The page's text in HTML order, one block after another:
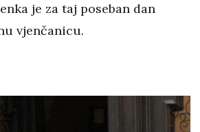
je za taj poseban dan
vjenčanicu.